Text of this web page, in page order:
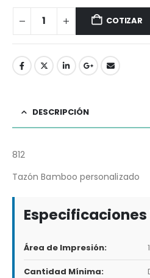
COTIZAR
DESCRIPCIÓN
812
Tazón Bamboo personalizado
Área de Impresión:
Cantidad Mínima: